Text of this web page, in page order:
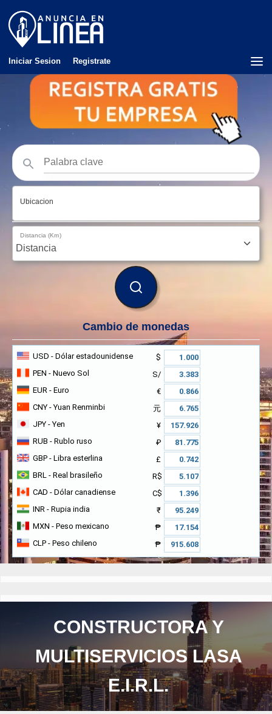
Iniciar Sesion Registrate
Ubicacion
Distancia (Km)
BUSCAR
Cambio de monedas
USD - Dólar estadounidense
$
PEN - Nuevo Sol
S/
EUR - Euro
€
CNY - Yuan Renminbi
元
JPY - Yen
¥
RUB - Rublo ruso
₽
GBP - Libra esterlina
£
BRL - Real brasileño
R$
CAD - Dólar canadiense
C$
INR - Rupia india
₹
MXN - Peso mexicano
₱
CLP - Peso chileno ₱
CONSTRUCTORA Y
MULTISERVICIOS LASA
E.I.R.L.